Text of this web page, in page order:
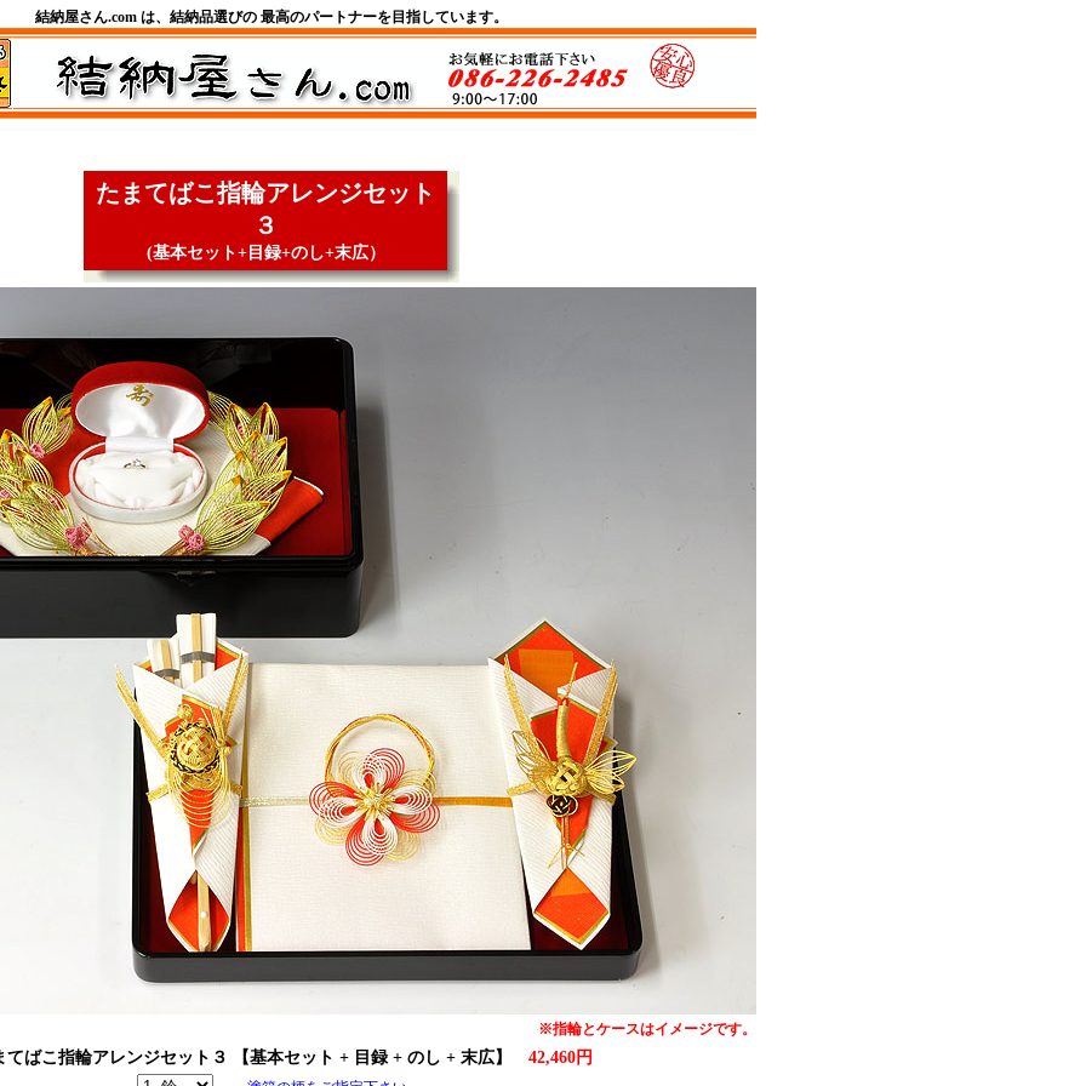
結納屋さん.com は、結納品選びの 最高のパートナーを目指しています。
たまてばこ指輪アレンジセット
３
(基本セット+目録+のし+末広）
※指輪とケースはイメージです。
てばこ指輪アレンジセット３ 【基本セット + 目録 + のし + 末広】 42,460円